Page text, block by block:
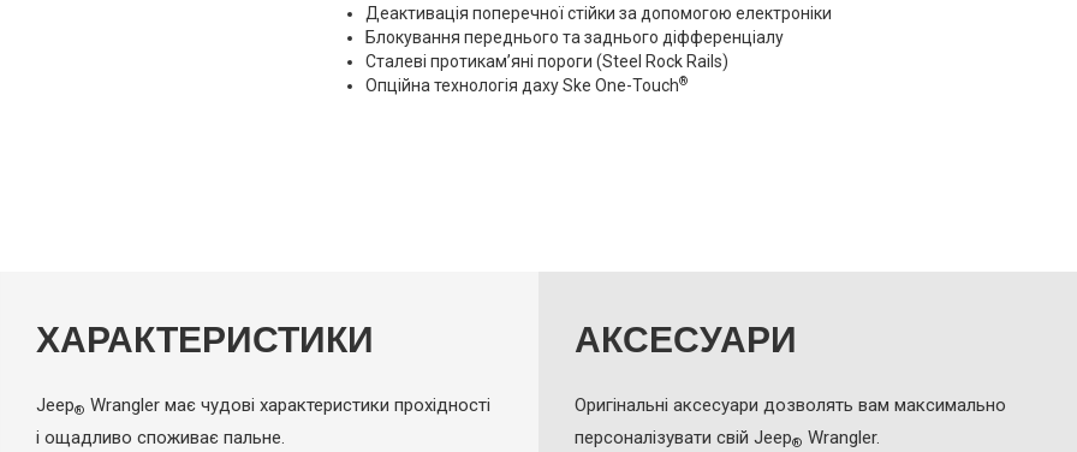
Деактивація поперечної стійки за допомогою електроніки
Блокування переднього та заднього діфференціалу
Сталеві протикам’яні пороги (Steel Rock Rails)
Опційна технологія даху Ske One-Touch®
ХАРАКТЕРИСТИКИ
Jeep® Wrangler має чудові характеристики прохідності
і ощадливо споживає пальне.
АКСЕСУАРИ
Оригінальні аксесуари дозволять вам максимально
персоналізувати свій Jeep® Wrangler.